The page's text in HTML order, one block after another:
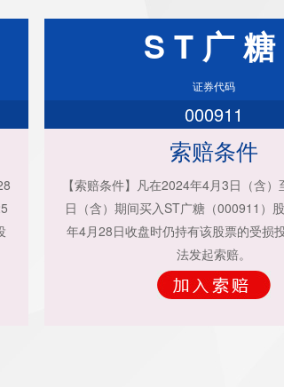
ST广糖
证券代码
000911
索赔条件
【索赔条件】凡在2024年4月3日（含
日（含）期间买入ST广糖（000911）
年4月28日收盘时仍持有该股票的受损
法发起索赔。